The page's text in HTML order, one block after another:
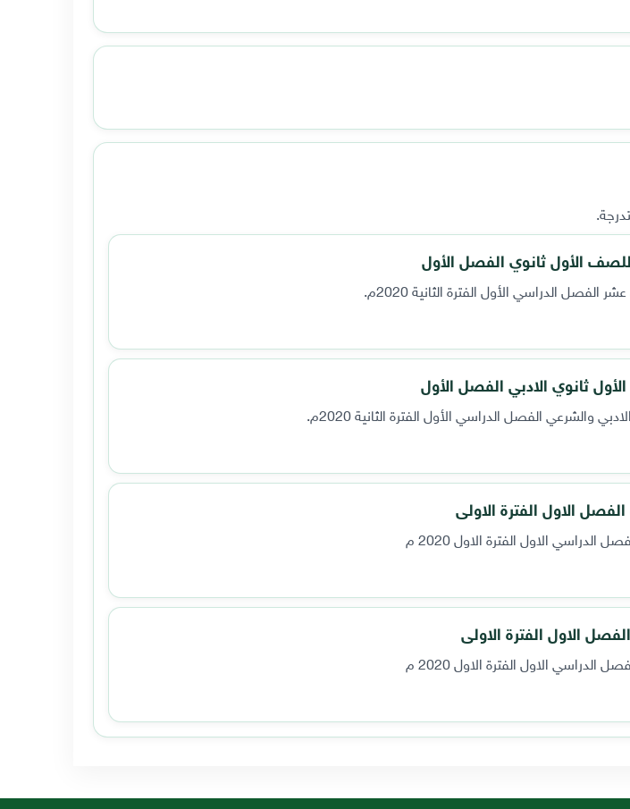
الاول الفترة الاولى
الاول الفترة الاول 2020 م
الاول الفترة الاولى
الاول الفترة الاول 2020 م